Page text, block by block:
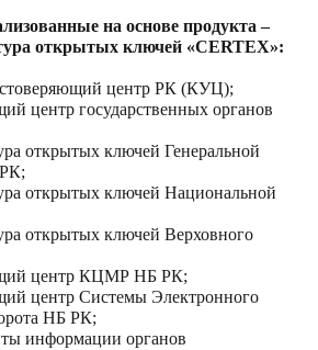
на основе продукта –
открытых ключей «CERTEX»:
центр РК (КУЦ);
центр государственных органов
открытых ключей Генеральной
открытых ключей Национальной
открытых ключей Верховного
центр КЦМР НБ РК;
центр Системы Электронного
НБ РК;
информации органов